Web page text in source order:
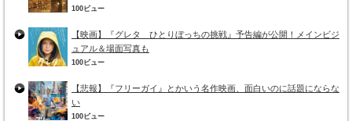
100ビュー
【映画】『グレタ ひとりぼっちの挑戦』予告編が公開！メインビジ
ュアル＆場面写真も
100ビュー
【悲報】『フリーガイ』とかいう名作映画、面白いのに話題にならな
い
100ビュー